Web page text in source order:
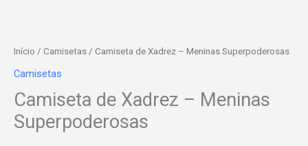
Início / Camisetas / Camiseta de Xadrez – Meninas Superpoderosas
Camisetas
Camiseta de Xadrez – Meninas
Superpoderosas